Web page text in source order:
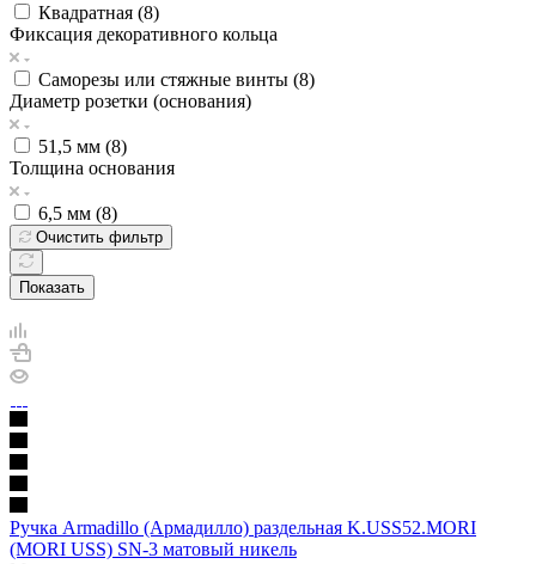
Квадратная (8)
Фиксация декоративного кольца
Саморезы или стяжные винты (8)
Диаметр розетки (основания)
51,5 мм (8)
Толщина основания
6,5 мм (8)
Очистить фильтр
Показать
Ручка Armadillo (Армадилло) раздельная K.USS52.MORI
(MORI USS) SN-3 матовый никель